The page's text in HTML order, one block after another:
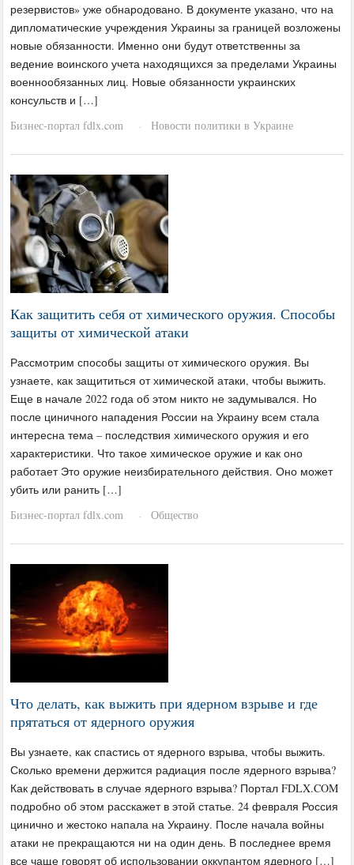
резервистов» уже обнародовано. В документе указано, что на
дипломатические учреждения Украины за границей возложены
новые обязанности. Именно они будут ответственны за
ведение воинского учета находящихся за пределами Украины
военнообязанных лиц. Новые обязанности украинских
консульств и […]
Бизнес-портал fdlx.com
· Новости политики в Украине
Как защитить себя от химического оружия. Способы
защиты от химической атаки
Рассмотрим способы защиты от химического оружия. Вы
узнаете, как защититься от химической атаки, чтобы выжить.
Еще в начале 2022 года об этом никто не задумывался. Но
после циничного нападения России на Украину всем стала
интересна тема – последствия химического оружия и его
характеристики. Что такое химическое оружие и как оно
работает Это оружие неизбирательного действия. Оно может
убить или ранить […]
Бизнес-портал fdlx.com
· Общество
Что делать, как выжить при ядерном взрыве и где
прятаться от ядерного оружия
Вы узнаете, как спастись от ядерного взрыва, чтобы выжить.
Сколько времени держится радиация после ядерного взрыва?
Как действовать в случае ядерного взрыва? Портал FDLX.COM
подробно об этом расскажет в этой статье. 24 февраля Россия
цинично и жестоко напала на Украину. После начала войны
атаки не прекращаются ни на один день. В последнее время
все чаще говорят об использовании оккупантом ядерного […]